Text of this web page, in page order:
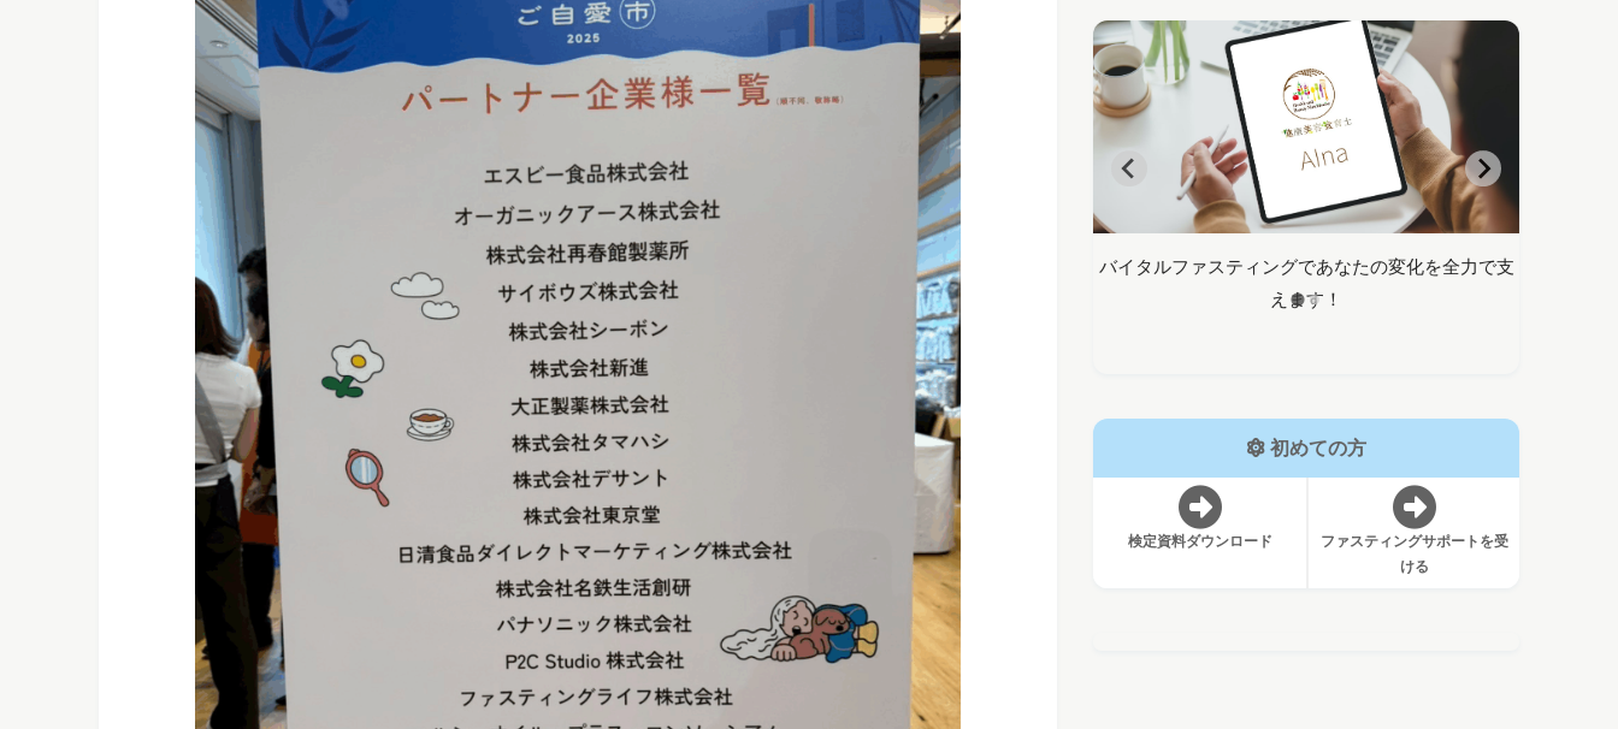
正しい知識でデトックスを学ぶ、ファスティングマ
イスター検定
バイタルファスティングであなたの変化を全力で支
正しい知識でデトックスを学ぶ、ファスティングマ
イスター検定
初めての方
検定資料ダウンロード
ファスティングサポートを受
ける